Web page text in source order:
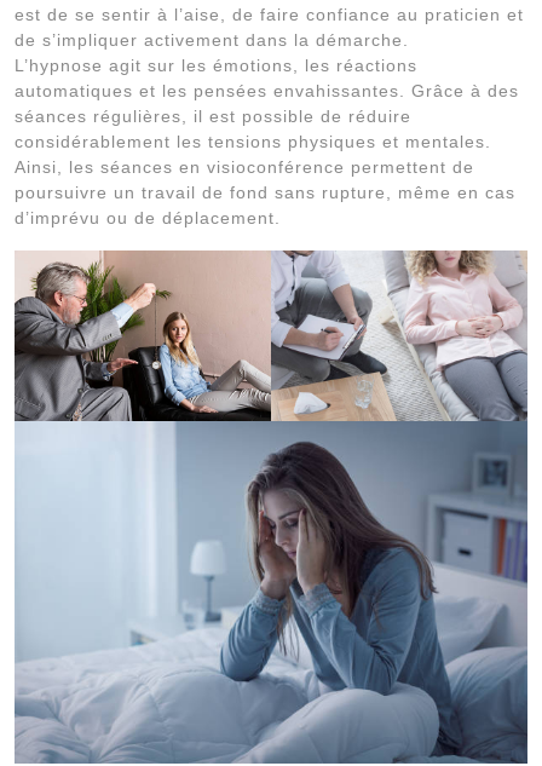
est de se sentir à l’aise, de faire confiance au praticien et
de s’impliquer activement dans la démarche.
L’hypnose agit sur les émotions, les réactions
automatiques et les pensées envahissantes. Grâce à des
séances régulières, il est possible de réduire
considérablement les tensions physiques et mentales.
Ainsi, les séances en visioconférence permettent de
poursuivre un travail de fond sans rupture, même en cas
d’imprévu ou de déplacement.